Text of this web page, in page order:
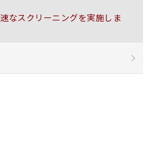
なスクリーニングを実施しま